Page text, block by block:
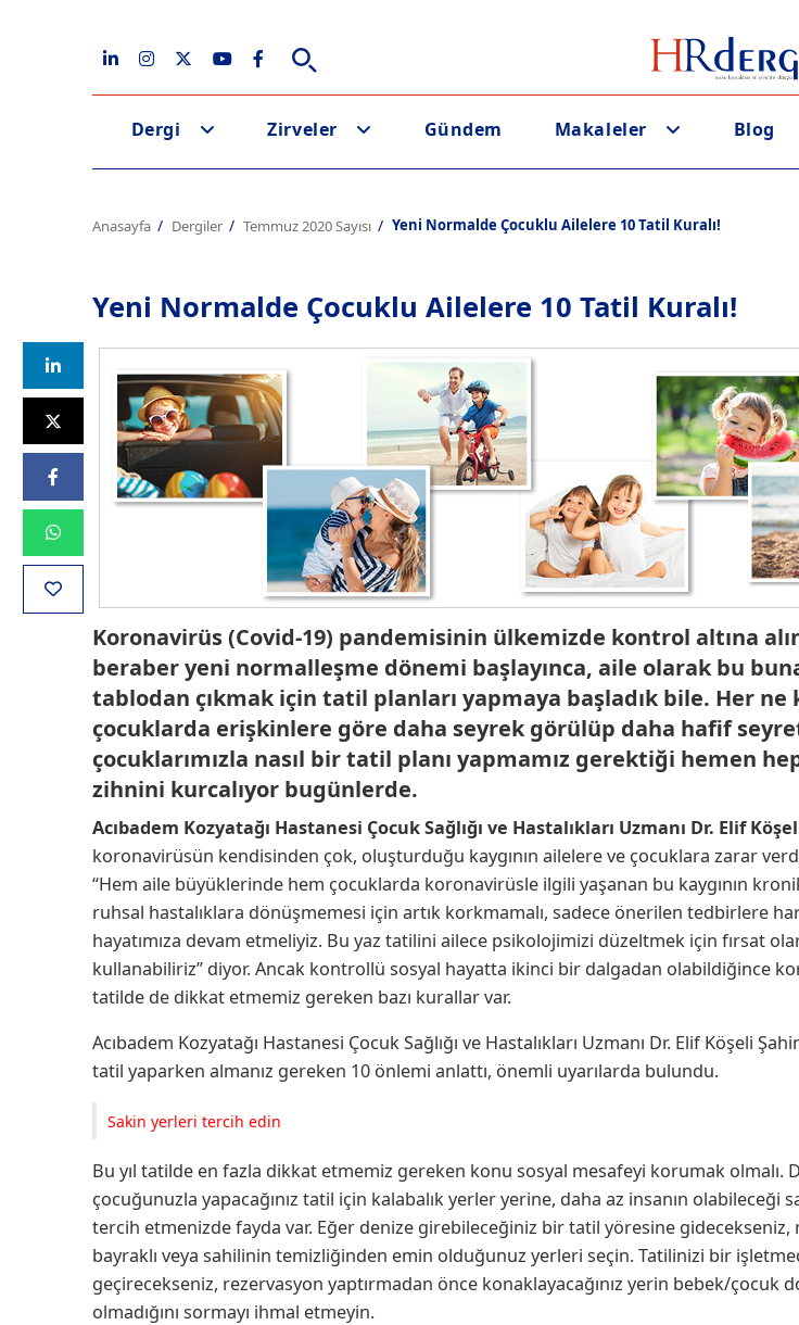
Dergi Zirveler Gündem Makaleler Blog
Anasayfa Dergiler Temmuz 2020 Sayısı Yeni Normalde Çocuklu Ailelere 10 Tatil Kuralı!
Yeni Normalde Çocuklu Ailelere 10 Tatil Kuralı!
Koronavirüs (Covid-19) pandemisinin ülkemizde kontrol altına
beraber yeni normalleşme dönemi başlayınca, aile olarak bu
tablodan çıkmak için tatil planları yapmaya başladık bile. Her ne
çocuklarda erişkinlere göre daha seyrek görülüp daha hafif
çocuklarımızla nasıl bir tatil planı yapmamız gerektiği hemen
zihnini kurcalıyor bugünlerde.
Acıbadem Kozyatağı Hastanesi Çocuk Sağlığı ve Hastalıkları Uzmanı Dr. Elif
koronavirüsün kendisinden çok, oluşturduğu kaygının ailelere ve çocuklara zarar
“Hem aile büyüklerinde hem çocuklarda koronavirüsle ilgili yaşanan bu kaygının
ruhsal hastalıklara dönüşmemesi için artık korkmamalı, sadece önerilen tedbirlere
hayatımıza devam etmeliyiz. Bu yaz tatilini ailece psikolojimizi düzeltmek için fırsat
kullanabiliriz” diyor. Ancak kontrollü sosyal hayatta ikinci bir dalgadan olabildiğince
tatilde de dikkat etmemiz gereken bazı kurallar var.
Acıbadem Kozyatağı Hastanesi Çocuk Sağlığı ve Hastalıkları Uzmanı Dr. Elif Köşeli
tatil yaparken almanız gereken 10 önlemi anlattı, önemli uyarılarda bulundu.
Sakin yerleri tercih edin
Bu yıl tatilde en fazla dikkat etmemiz gereken konu sosyal mesafeyi korumak olmalı.
çocuğunuzla yapacağınız tatil için kalabalık yerler yerine, daha az insanın olabileceği
tercih etmenizde fayda var. Eğer denize girebileceğiniz bir tatil yöresine gidecekseniz,
bayraklı veya sahilinin temizliğinden emin olduğunuz yerleri seçin. Tatilinizi bir
geçirecekseniz, rezervasyon yaptırmadan önce konaklayacağınız yerin bebek/çocuk
olmadığını sormayı ihmal etmeyin.